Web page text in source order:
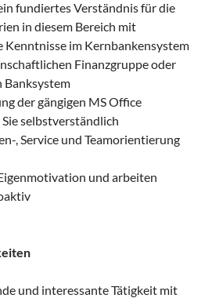
fundiertes Verständnis für die
in diesem Bereich mit
Kenntnisse im Kernbankensystem
Finanzgruppe oder
Banksystem
der gängigen MS Office
selbstverständlich
, Service und Teamorientierung
und arbeiten
und interessante Tätigkeit mit